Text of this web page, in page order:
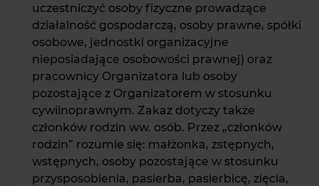
uczestniczyć osoby fizyczne prowadzące
działalność gospodarczą, osoby prawne, spółki
osobowe, jednostki organizacyjne
nieposiadające osobowości prawnej) oraz
pracownicy Organizatora lub osoby
pozostające z Organizatorem w stosunku
cywilnoprawnym. Zakaz dotyczy także
członków rodzin ww. osób. Przez „członków
rodzin” rozumie się: małżonka, zstępnych,
wstępnych, osoby pozostające w stosunku
przysposobienia, pasierba, pasierbicę, zięcia,